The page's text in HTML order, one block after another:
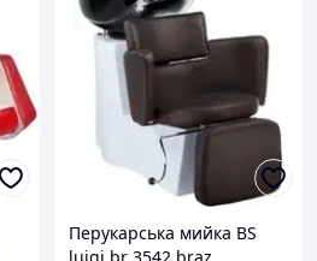
Перукарська мийка BS